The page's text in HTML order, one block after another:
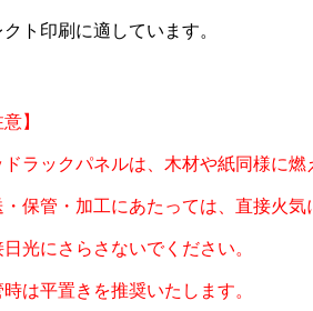
クト印刷に適しています。
】
ラックパネルは、木材や紙同様に燃
保管・加工にあたっては、直接火気
光にさらさないでください。
は平置きを推奨いたします。